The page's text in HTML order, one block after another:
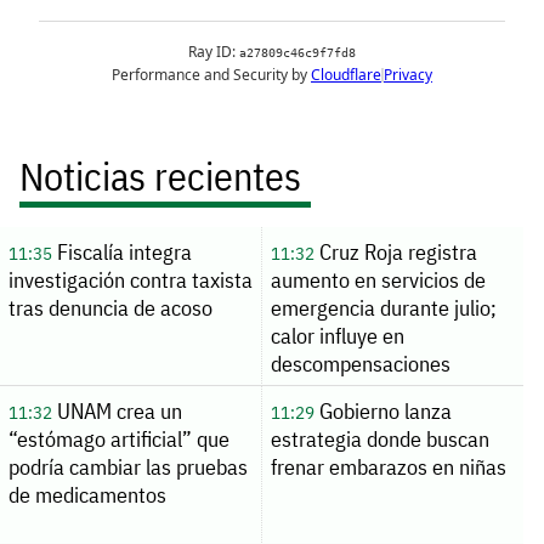
Noticias recientes
11:35Fiscalía integra
investigación contra taxista
tras denuncia de acoso
11:32Cruz Roja registra
aumento en servicios de
emergencia durante julio;
calor influye en
descompensaciones
11:32UNAM crea un
“estómago artificial” que
podría cambiar las pruebas
de medicamentos
11:29Gobierno lanza
estrategia donde buscan
frenar embarazos en niñas